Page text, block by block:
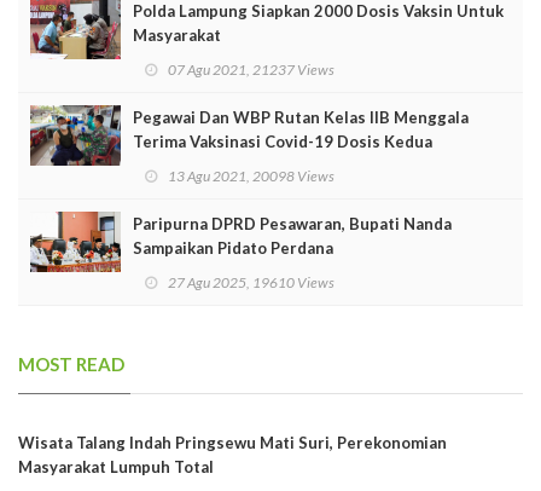
Polda Lampung Siapkan 2000 Dosis Vaksin Untuk
Masyarakat
07 Agu 2021, 21237 Views
Pegawai Dan WBP Rutan Kelas IIB Menggala
Terima Vaksinasi Covid-19 Dosis Kedua
13 Agu 2021, 20098 Views
Paripurna DPRD Pesawaran, Bupati Nanda
Sampaikan Pidato Perdana
27 Agu 2025, 19610 Views
MOST READ
Wisata Talang Indah Pringsewu Mati Suri, Perekonomian
Masyarakat Lumpuh Total